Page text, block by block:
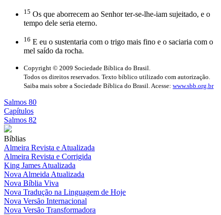
15 Os que aborrecem ao Senhor ter-se-lhe-iam sujeitado, e o
tempo dele seria eterno.
16 E eu o sustentaria com o trigo mais fino e o saciaria com o
mel saído da rocha.
Copyright © 2009 Sociedade Bíblica do Brasil.
Todos os direitos reservados. Texto bíblico utilizado com autorização.
Saiba mais sobre a Sociedade Bíblica do Brasil. Acesse: www.sbb.org.br
Salmos 80
Capítulos
Salmos 82
Bíblias
Almeira Revista e Atualizada
Almeira Revista e Corrigida
King James Atualizada
Nova Almeida Atualizada
Nova Bíblia Viva
Nova Tradução na Linguagem de Hoje
Nova Versão Internacional
Nova Versão Transformadora